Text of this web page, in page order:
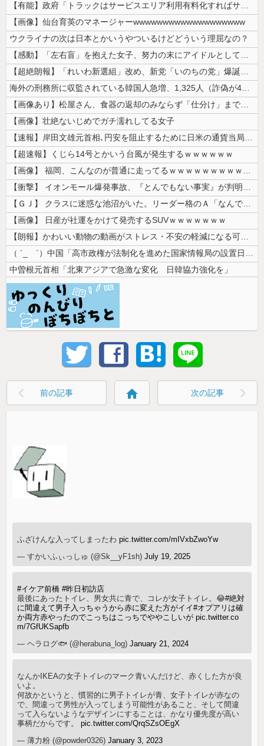
【有能】政府「トラックはサービスエリア利用有料化すればサボらず走るし流...
【画像】仙台育英のマネージャーwwwwwwwwwwwwwwwwwww
ウクライナの次は日本とかいうやついるけどどういう理屈なの？
【感動】「左右盲」を抱えた女子、努力の末にアイドルとしてデビューするｗ...
【超絶朗報】「れいわ新選組」改め、新党「いのちの党」爆誕！！！うおおお...
海外の刑務所に収監されている韓国人急増、1,325人（詐偽が4分の1）...
【画像あり】松屋さん、食器の返却のみならず「仕分け」まで客にやらせてし...
【画像】壮絶ないじめでガチ濡れしてる女子
【速報】岸田文雄元首相､円安を阻止するために日米の通貨当局が実施した為...
【超速報】くじら14号とかいう台風が発生するｗｗｗｗｗｗ
【画像】 福岡、こんなのが普通に走ってるｗｗｗｗｗｗｗｗｗｗｗｗｗｗｗ...
【衝撃】 イオンモール爆発事故、『とんでもない事実』が判明してしまう・...
【ＧＪ】 クラスに迷惑な池沼がいた。リーダー格のＡ「なんで支援学級に入...
【画像】 日産が社運をかけて発売するSUVｗｗｗｗｗｗｗ
【朗報】かわいい動物の動画がストレス・不安の軽減になる可能性。英大学の...
（ ´_ゝ`）中国「高市政権が法制化を進めた国家情報局の設置日が7月3...
中曽根元首相「北東アジアで急激な変化 日韓協力強化を」
前の記事 home 次の記事
ふざけんな入ってしまったわpic.twitter.com/mIVxbZwoYw
— すかいふぃっしゅ (@Sk__yF1sh)July 19, 2025
#イケア前橋 #昨日初訪店
最後にあったトイレ、男女共に青で、コレが女子トイレ。😂#絶対
に間違えて男子入っちゃうから赤に変えた方がイイ#オプアリは確
か両方赤やったのでこっちはこっちでややこしいが pic.twitter.co
m/7GfUKSapfb
— ヘラログ🐟 (@herabuna_log)January 21, 2024
なんかIKEAの女子トイレのマーク青いんだけど、赤くした方が良
いよ。
何故かというと、慣習的に男子トイレが青、女子トイレが赤なの
で、間違って男性が入ってしまう可能性があること、そして間違
って入らないようなデザインにすることは、かなり優先度が高い
事柄だからです。pic.twitter.com/QrqSZsOEgX
— 薄力粉 (@powder0326)January 3, 2023